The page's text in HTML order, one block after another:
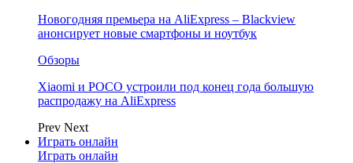
Новогодняя премьера на AliExpress – Blackview
анонсирует новые смартфоны и ноутбук
Обзоры
Xiaomi и POCO устроили под конец года большую
распродажу на AliExpress
Prev Next
Играть онлайн
Играть онлайн